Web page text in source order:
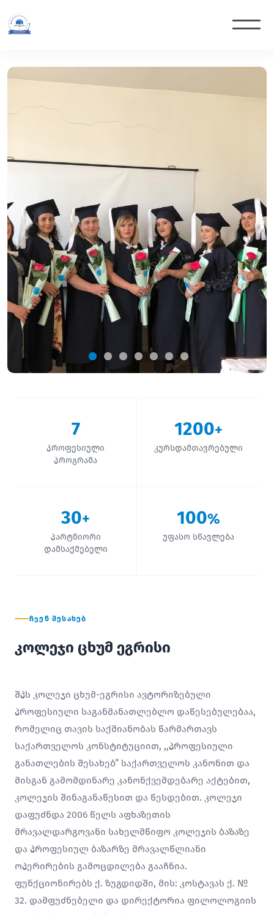
7
პროფესიული
პროგრამა
1200+
კურსდამთავრებული
30+
პარტნიორი
დამსაქმებელი
100%
უფასო სწავლება
ᲩᲕᲔᲜ ᲨᲔᲡᲐᲮᲔᲑ
კოლეჯი ცხუმ ეგრისი
შპს კოლეჯი ცხუმ-ეგრისი ავტორიზებული
პროფესიული საგანმანათლებლო დაწესებულებაა,
რომელიც თავის საქმიანობას წარმართავს
საქართველოს კონსტიტუციით, ,,პროფესიული
განათლების შესახებ” საქართველოს კანონით და
მისგან გამომდინარე კანონქვემდებარე აქტებით,
კოლეჯის შინაგანაწესით და წესდებით. კოლეჯი
დაფუძნდა 2006 წელს აფხაზეთის
მრავალდარგოვანი სახელმწიფო კოლეჯის ბაზაზე
და პროფესიულ ბაზარზე მრავალწლიანი
ოპერირების გამოცდილება გააჩნია.
ფუნქციონირებს ქ. ზუგდიდში, მის: კოსტავას ქ. №
32. დამფუძნებელი და დირექტორია ფილოლოგიის